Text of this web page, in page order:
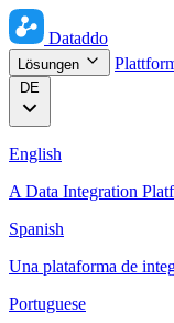
Dataddo
Lösungen
DE
English
A Data Integration
Spanish
Una plataforma de
Portuguese